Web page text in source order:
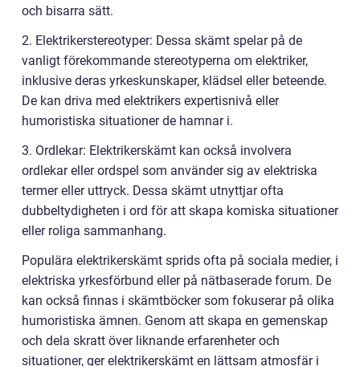
och bisarra sätt.
2. Elektrikerstereotyper: Dessa skämt spelar på de
vanligt förekommande stereotyperna om elektriker,
inklusive deras yrkeskunskaper, klädsel eller beteende.
De kan driva med elektrikers expertisnivå eller
humoristiska situationer de hamnar i.
3. Ordlekar: Elektrikerskämt kan också involvera
ordlekar eller ordspel som använder sig av elektriska
termer eller uttryck. Dessa skämt utnyttjar ofta
dubbeltydigheten i ord för att skapa komiska situationer
eller roliga sammanhang.
Populära elektrikerskämt sprids ofta på sociala medier, i
elektriska yrkesförbund eller på nätbaserade forum. De
kan också finnas i skämtböcker som fokuserar på olika
humoristiska ämnen. Genom att skapa en gemenskap
och dela skratt över liknande erfarenheter och
situationer, ger elektrikerskämt en lättsam atmosfär i